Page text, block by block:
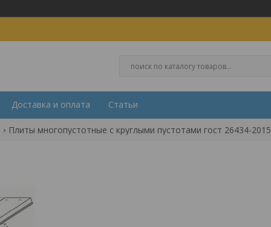
Доставка и оплата Статьи
Плиты многопустотные с круглыми пустотами гост 26434-2015